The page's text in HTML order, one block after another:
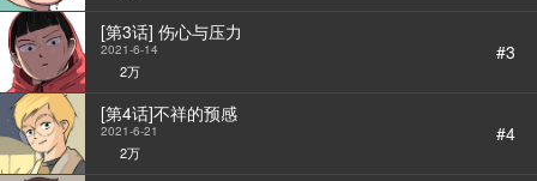
[第3话] 伤心与压力
2021-6-14
2万
#3
[第4话]不祥的预感
2021-6-21
2万
#4